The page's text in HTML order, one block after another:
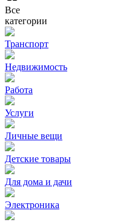
Все
категории
Транспорт
Недвижимость
Работа
Услуги
Личные вещи
Детские товары
Для дома и дачи
Электроника